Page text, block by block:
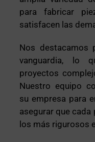
para fabricar
satisfacen las
Nos destacamos
vanguardia, lo
proyectos
Nuestro equipo
su empresa para
asegurar que cada
los más rigurosos